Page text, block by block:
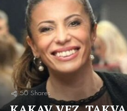
50 Shares